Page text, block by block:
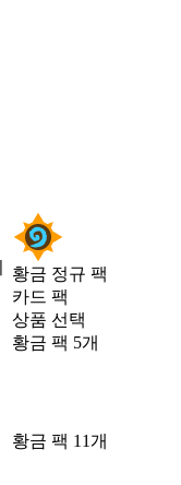
황금 정규 팩
카드 팩
상품 선택
황금 팩 5개
황금 팩 11개